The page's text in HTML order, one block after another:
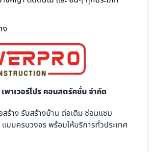
ง
พาเวอร์โปร คอนสตรัคชั่น จำกัด
สร้าง รับสร้างบ้าน ต่อเติม ซ่อมแซม
แบบครบวงจร พร้อมให้บริการทั่วประเทศ